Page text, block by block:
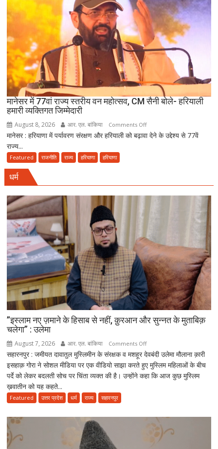
की
खुशहाली
के
लिए
हरकी
रवाना
हुई
दूसरी
यात्रा
मानेसर में 77वां राज्य स्तरीय वन महोत्सव, CM सैनी बोले- हरियाली
हमारी व्यक्तिगत जिम्मेदारी
August 8, 2026 आर. एल. बांकिया Comments Offon
मानेसर
महोत्सव,
बोले-
हरियाली
हमारी
व्यक्तिगत
जिम्मेदारी
मानेसर : हरियाणा में पर्यावरण संरक्षण और हरियाली को बढ़ावा देने के उद्देश्य से 77वें
राज्य...
Featured राजनीति राज्य हरियाणा हरियाणा
धर्म
”इस्लाम नए ज़माने के हिसाब से नहीं, क़ुरआन और सुन्नत के मुताबिक़
चलेगा” : उलेमा
August 7, 2026 आर. एल. बांकिया Comments Offon
”इस्लाम
नए
ज़माने
नहीं,
क़ुरआन
सहारनपुर : जमीयत दावातुल मुस्लिमीन के संरक्षक व मशहूर देवबंदी उलेमा मौलाना क़ारी
इसहाक़ गोरा ने सोशल मीडिया पर एक वीडियो साझा करते हुए मुस्लिम महिलाओं के बीच
पर्दे को लेकर बदलती सोच पर चिंता व्यक्त की है। उन्होंने कहा कि आज कुछ मुस्लिम
ख़वातीन को यह कहते...
Featured उत्तर प्रदेश धर्म राज्य सहारनपुर